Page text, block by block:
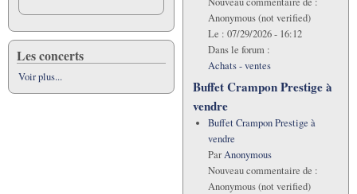
Les concerts
Voir plus...
Anonymous (not verified)
Le : 07/29/2026 - 16:12
Dans le forum :
Achats - ventes
Buffet Crampon Prestige à
vendre
Buffet Crampon Prestige à
vendre
ParAnonymous
Nouveau commentaire de :
Anonymous (not verified)